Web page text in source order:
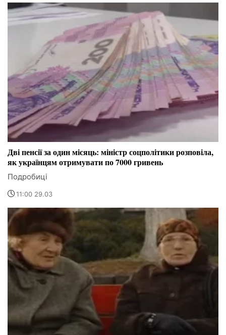
Дві пенсії за один місяць: міністр соцполітики розповіла,
як українцям отримувати по 7000 гривень
Подробиці
11:00 29.03